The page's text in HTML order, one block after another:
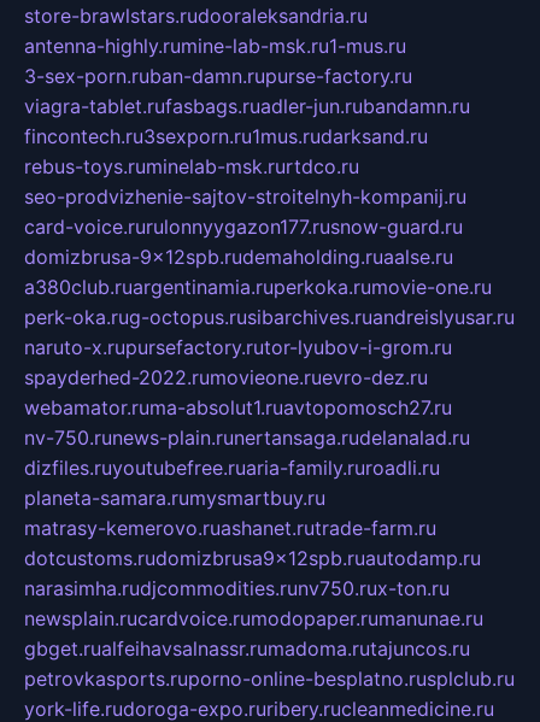
store-brawlstars.rudooraleksandria.ru
antenna-highly.rumine-lab-msk.ru1-mus.ru
3-sex-porn.ruban-damn.rupurse-factory.ru
viagra-tablet.rufasbags.ruadler-jun.rubandamn.ru
fincontech.ru3sexporn.ru1mus.rudarksand.ru
rebus-toys.ruminelab-msk.rurtdco.ru
seo-prodvizhenie-sajtov-stroitelnyh-kompanij.ru
card-voice.rurulonnyygazon177.rusnow-guard.ru
domizbrusa-9x12spb.rudemaholding.ruaalse.ru
a380club.ruargentinamia.ruperkoka.rumovie-one.ru
perk-oka.rug-octopus.rusibarchives.ruandreislyusar.ru
naruto-x.rupursefactory.rutor-lyubov-i-grom.ru
spayderhed-2022.rumovieone.ruevro-dez.ru
webamator.ruma-absolut1.ruavtopomosch27.ru
nv-750.runews-plain.runertansaga.rudelanalad.ru
dizfiles.ruyoutubefree.ruaria-family.ruroadli.ru
planeta-samara.rumysmartbuy.ru
matrasy-kemerovo.ruashanet.rutrade-farm.ru
dotcustoms.rudomizbrusa9x12spb.ruautodamp.ru
narasimha.rudjcommodities.runv750.rux-ton.ru
newsplain.rucardvoice.rumodopaper.rumanunae.ru
gbget.rualfeihavsalnassr.rumadoma.rutajuncos.ru
petrovkasports.ruporno-online-besplatno.rusplclub.ru
york-life.rudoroga-expo.ruribery.rucleanmedicine.ru